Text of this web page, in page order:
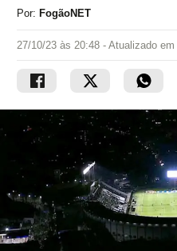
Por: FogãoNET
27/10/23 às 20:48 - Atualizado em